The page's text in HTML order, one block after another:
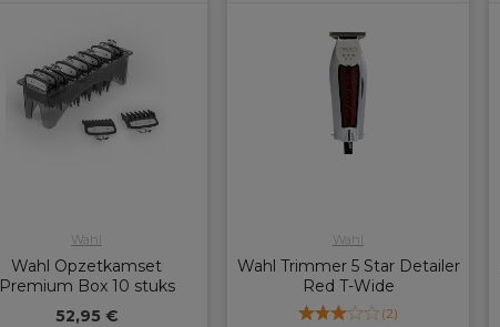
Wahl
Wahl Opzetkamset
Premium Box 10 stuks
52,95 €
Wahl
Wahl Trimmer 5 Star Detailer
Red T-Wide
(2)